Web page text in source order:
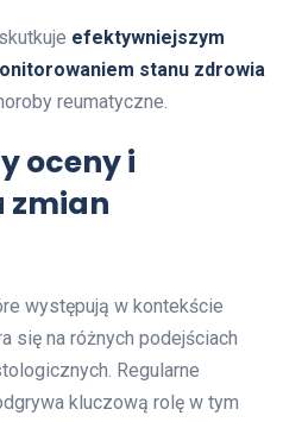
efektywniejszym
stanu zdrowia
reumatyczne.
oceny i
zmian
występują w kontekście
się na różnych podejściach
Regularne
kluczową rolę w tym